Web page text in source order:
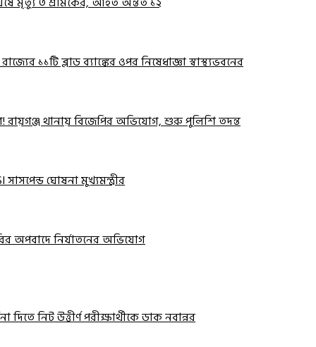
১১টি ব্লাড ব্যাঙ্কের ওপর নিষেধাজ্ঞা স্বাস্থ্যভবনের
রায়গঞ্জ থানায় বিজেপির অভিযোগ, শুরু পুলিশি তদন্ত
ঘোষনা মুখ্যমন্ত্রীর
অপবাদে নির্যাতনের অভিযোগ
দিতে নিট উত্তীর্ণ পরীক্ষার্থীকে ডাক নবান্নর